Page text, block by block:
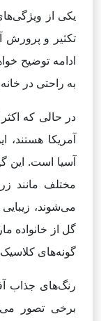
یکی از
تکثیر و
ادامه توضیح
به راحتی در
در حالی که
آمریکا هستند،
آسیا است. این
مختلف مانند
می‌شوند،
گل از خانواده
گونه‌های
رنگ‌های جذاب
برخی تصور